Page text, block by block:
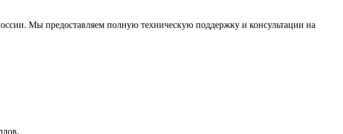
Мы предоставляем полную техническую поддержку и консультации на